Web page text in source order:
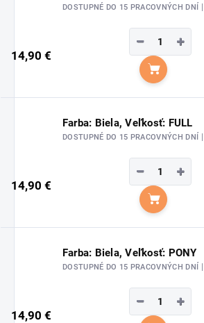
DOSTUPNÉ DO 15 PRACOVNÝCH DNÍ
14,90 €
+
−
Do
Farba: Biela, Veľkosť: FULL
DOSTUPNÉ DO 15 PRACOVNÝCH DNÍ
14,90 €
+
−
Do
Farba: Biela, Veľkosť: PONY
DOSTUPNÉ DO 15 PRACOVNÝCH DNÍ
14,90 €
+
−